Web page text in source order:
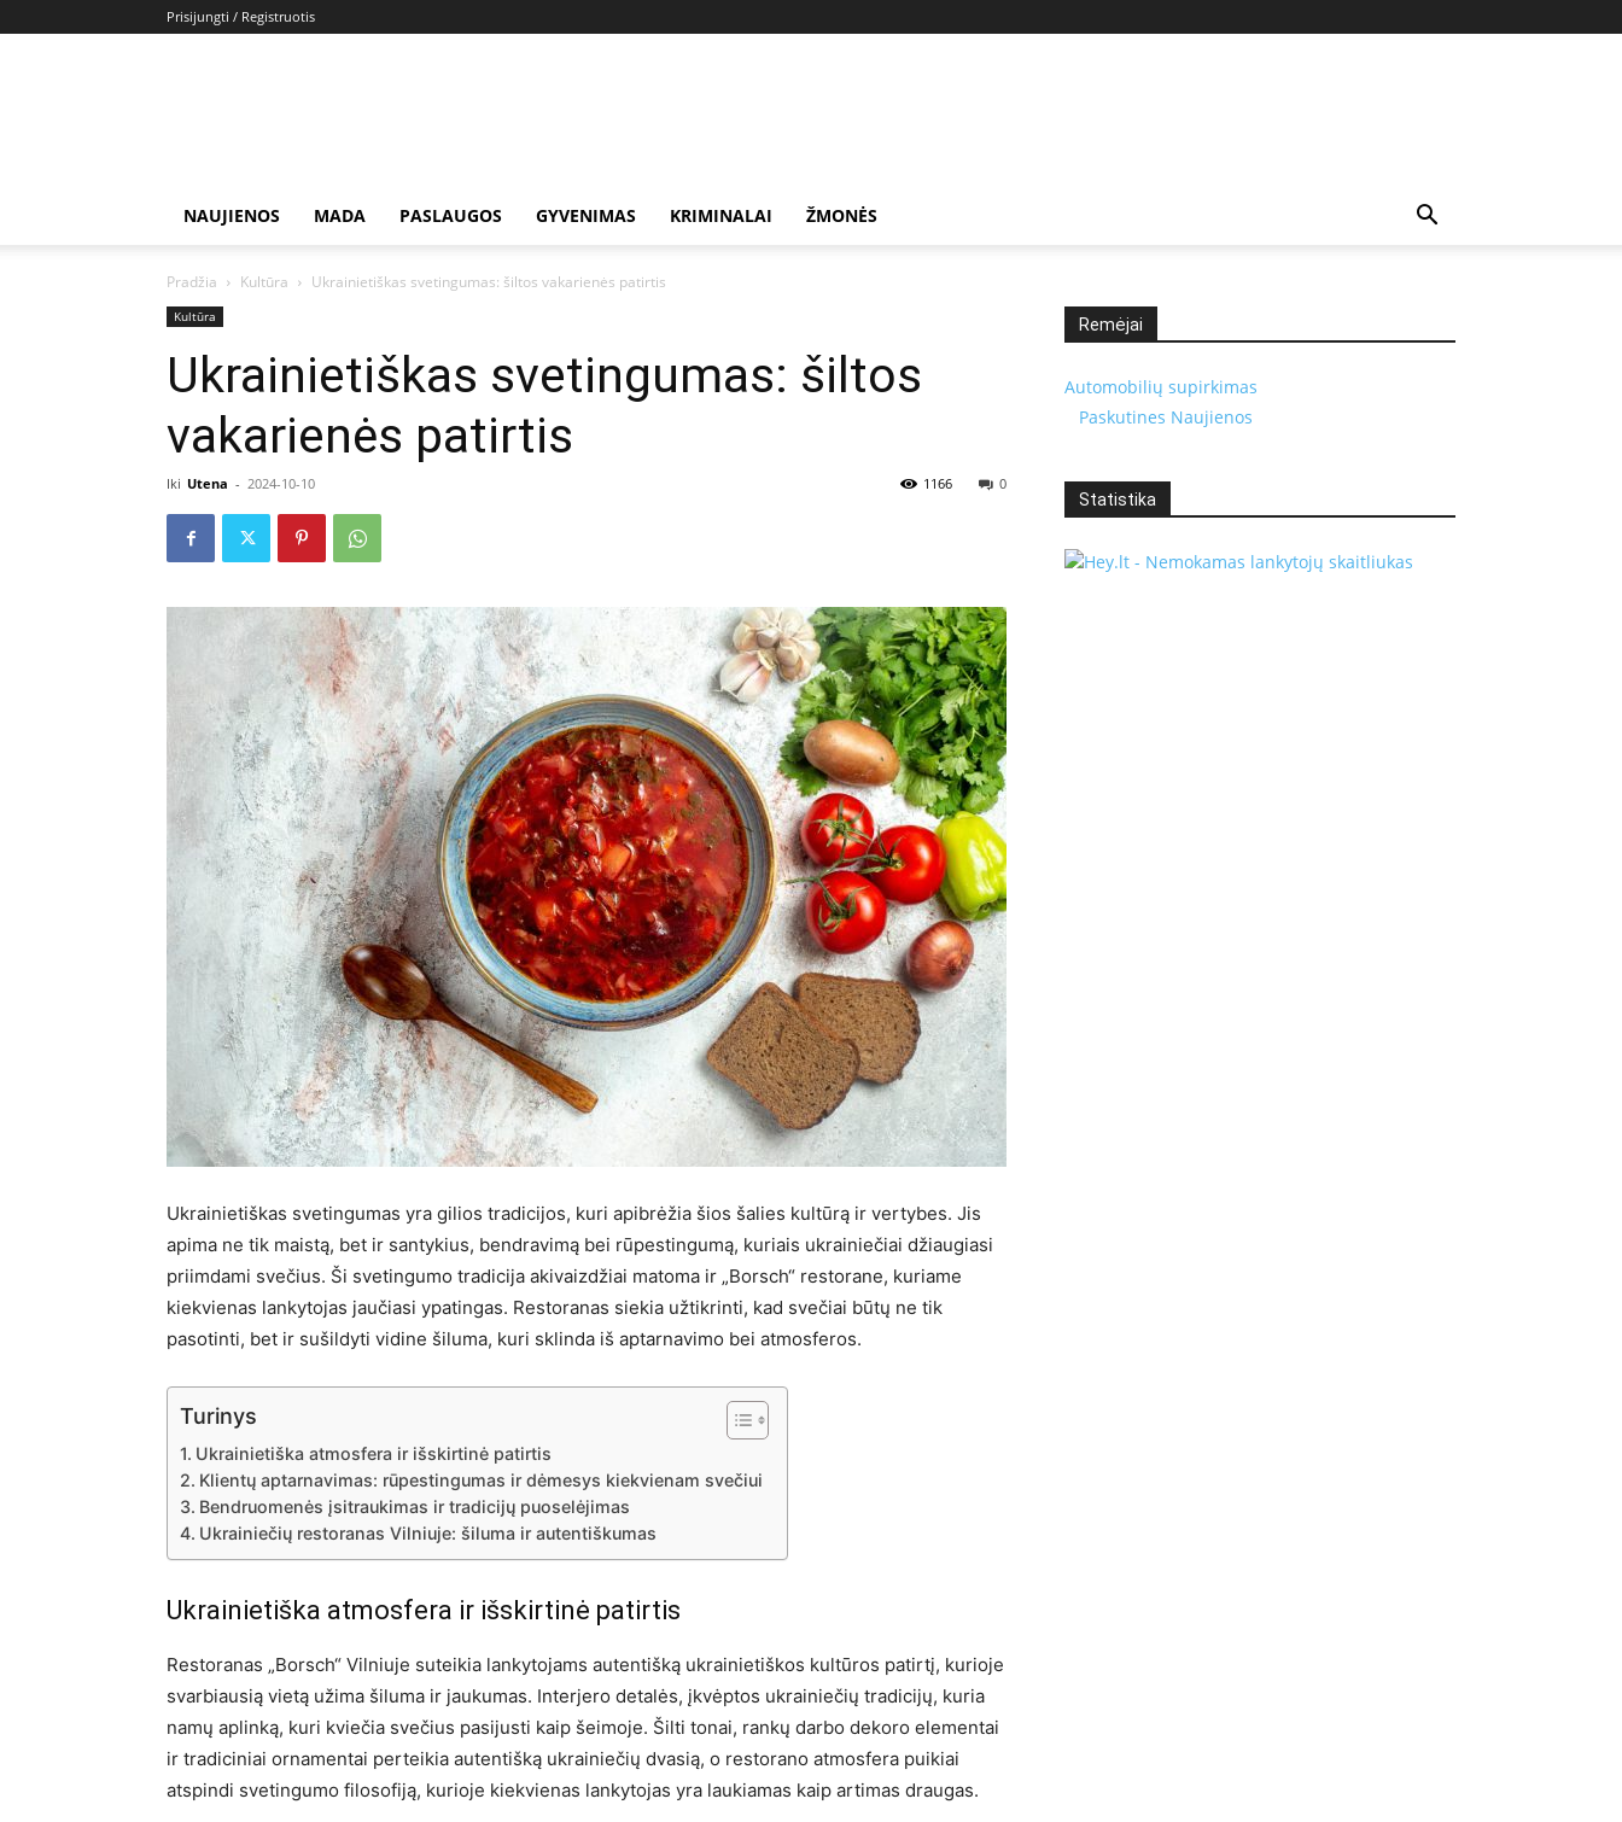
Prisijungti / Registruotis
NAUJIENOS MADA PASLAUGOS GYVENIMAS KRIMINALAI ŽMONĖS
Pradžia Kultūra Ukrainietiškas svetingumas: šiltos vakarienės patirtis
Kultūra
Ukrainietiškas svetingumas: šiltos
vakarienės patirtis
Iki Utena - 2024-10-10 0
1166
Ukrainietiškas svetingumas yra gilios tradicijos, kuri apibrėžia šios šalies kultūrą ir vertybes. Jis
apima ne tik maistą, bet ir santykius, bendravimą bei rūpestingumą, kuriais ukrainiečiai džiaugiasi
priimdami svečius. Ši svetingumo tradicija akivaizdžiai matoma ir „Borsch“ restorane, kuriame
kiekvienas lankytojas jaučiasi ypatingas. Restoranas siekia užtikrinti, kad svečiai būtų ne tik
pasotinti, bet ir sušildyti vidine šiluma, kuri sklinda iš aptarnavimo bei atmosferos.
Turinys
Ukrainietiška atmosfera ir išskirtinė patirtis
Klientų aptarnavimas: rūpestingumas ir dėmesys kiekvienam svečiui
Bendruomenės įsitraukimas ir tradicijų puoselėjimas
Ukrainiečių restoranas Vilniuje: šiluma ir autentiškumas
Ukrainietiška atmosfera ir išskirtinė patirtis
Restoranas „Borsch“ Vilniuje suteikia lankytojams autentišką ukrainietiškos kultūros patirtį, kurioje
svarbiausią vietą užima šiluma ir jaukumas. Interjero detalės, įkvėptos ukrainiečių tradicijų, kuria
namų aplinką, kuri kviečia svečius pasijusti kaip šeimoje. Šilti tonai, rankų darbo dekoro elementai
ir tradiciniai ornamentai perteikia autentišką ukrainiečių dvasią, o restorano atmosfera puikiai
atspindi svetingumo filosofiją, kurioje kiekvienas lankytojas yra laukiamas kaip artimas draugas.
Remėjai
Automobilių supirkimas
Paskutines Naujienos
Statistika